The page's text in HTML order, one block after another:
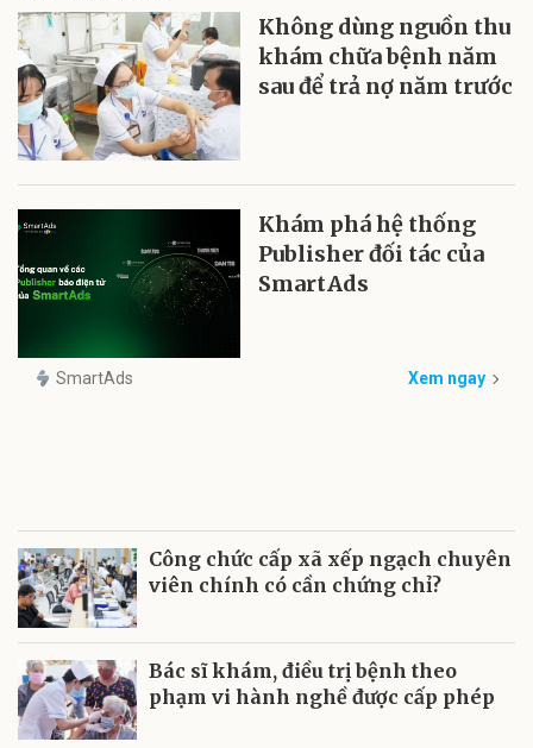
Không dùng nguồn thu
khám chữa bệnh năm
sau để trả nợ năm trước
Khám phá hệ thống
Publisher đối tác của
SmartAds
SmartAds Xem ngay
Công chức cấp xã xếp ngạch chuyên
viên chính có cần chứng chỉ?
Bác sĩ khám, điều trị bệnh theo
phạm vi hành nghề được cấp phép